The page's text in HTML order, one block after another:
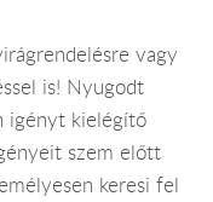
vagy
is! Nyugodt
igényt kielégítő
szem előtt
keresi fel